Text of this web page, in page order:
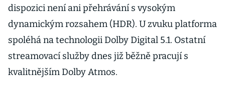
dispozici není ani přehrávání s vysokým
dynamickým rozsahem (HDR). U zvuku platforma
spoléhá na technologii Dolby Digital 5.1. Ostatní
streamovací služby dnes již běžně pracují s
kvalitnějším Dolby Atmos.